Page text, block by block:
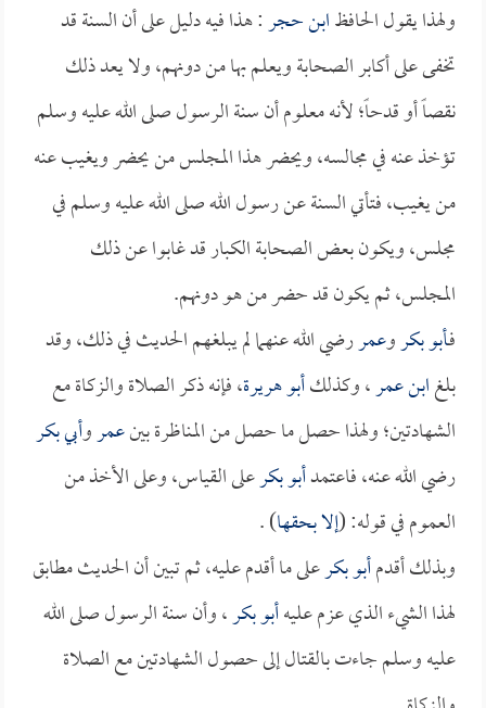
ولهذا يقول الحافظابن حجر: هذا فيه دليل على أن السنة قد
تخفى على أكابر الصحابة ويعلم بها من دونهم، ولا يعد ذلك
نقصاً أو قدحاً؛ لأنه معلوم أن سنة الرسول صلى الله عليه وسلم
تؤخذ عنه في مجالسه، ويحضر هذا المجلس من يحضر ويغيب عنه
من يغيب، فتأتي السنة عن رسول الله صلى الله عليه وسلم في
مجلس، ويكون بعض الصحابة الكبار قد غابوا عن ذلك
المجلس، ثم يكون قد حضر من هو دونهم.
فـأبو بكروعمررضي الله عنهما لم يبلغهم الحديث في ذلك، وقد
بلغابن عمر، وكذلكأبو هريرة، فإنه ذكر الصلاة والزكاة مع
الشهادتين؛ ولهذا حصل ما حصل من المناظرة بينعمروأبي بكر
رضي الله عنه، فاعتمدأبو بكرعلى القياس، وعلى الأخذ من
العموم في قوله: (إلا بحقها) .
وبذلك أقدمأبو بكرعلى ما أقدم عليه، ثم تبين أن الحديث مطابق
لهذا الشيء الذي عزم عليهأبو بكر، وأن سنة الرسول صلى الله
عليه وسلم جاءت بالقتال إلى حصول الشهادتين مع الصلاة